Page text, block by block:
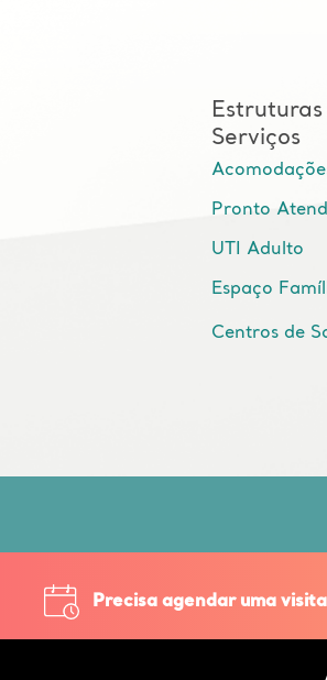
Estruturas
Serviços
Pronto
UTI Adulto
Espaço
Centros de
Precisa agendar uma